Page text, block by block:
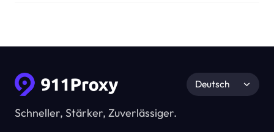
Schneller, Stärker, Zuverlässiger.
Deutsch